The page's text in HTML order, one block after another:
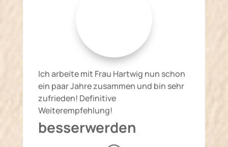
Ich arbeite mit Frau Hartwig nun schon
ein paar Jahre zusammen und bin sehr
zufrieden! Definitive
Weiterempfehlung!
besserwerden